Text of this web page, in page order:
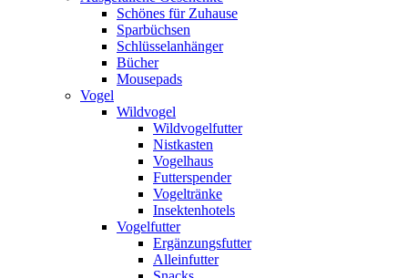
Schönes für Zuhause
Sparbüchsen
Schlüsselanhänger
Bücher
Mousepads
Vogel
Wildvogel
Wildvogelfutter
Nistkasten
Vogelhaus
Futterspender
Vogeltränke
Insektenhotels
Vogelfutter
Ergänzungsfutter
Alleinfutter